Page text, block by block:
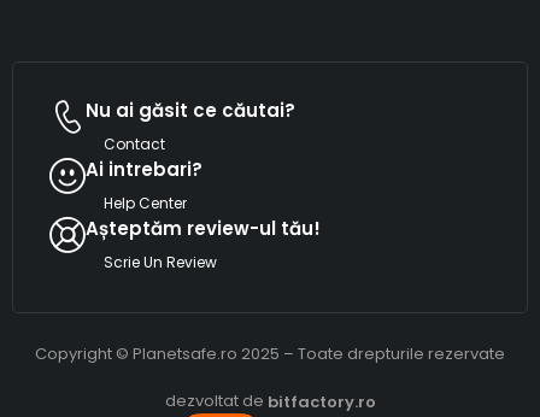
Nu ai găsit ce căutai?
Contact
Ai intrebari?
Help Center
Așteptăm review-ul tău!
Scrie Un Review
Copyright © Planetsafe.ro 2025 – Toate drepturile rezervate
dezvoltat de bitfactory.ro